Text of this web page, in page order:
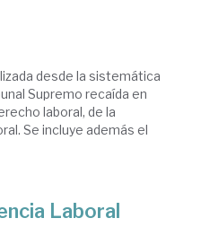
desde la sistemática
Supremo recaída en
laboral, de la
Se incluye además el
Laboral